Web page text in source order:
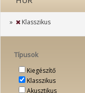
» Klasszikus
Típusok
Kiegészítő
Klasszikus
Akusztikus